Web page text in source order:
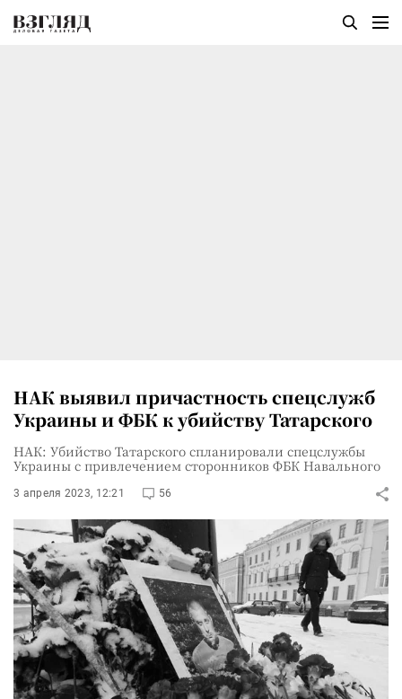
НАК выявил причастность спецслужб
Украины и ФБК к убийству Татарского
НАК: Убийство Татарского спланировали спецслужбы
Украины с привлечением сторонников ФБК Навального
3 апреля 2023, 12:21 56